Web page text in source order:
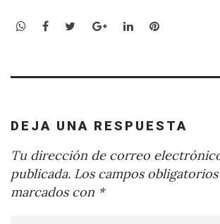
WhatsApp
Facebook
TwitterGoogle+LinkedInPinterest
DEJA UNA RESPUESTA
Tu dirección de correo
publicada. Los campos
marcados con *